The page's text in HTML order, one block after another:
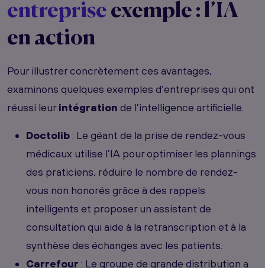
entreprise exemple : l’IA
en action
Pour illustrer concrètement ces avantages,
examinons quelques exemples d’entreprises qui ont
réussi leurintégration de l’intelligence artificielle.
Doctolib: Le géant de la prise de rendez-vous
médicaux utilise l’IA pour optimiser les plannings
des praticiens, réduire le nombre de rendez-
vous non honorés grâce à des rappels
intelligents et proposer un assistant de
consultation qui aide à la retranscription et à la
synthèse des échanges avec les patients.
Carrefour : Le groupe de grande distribution a